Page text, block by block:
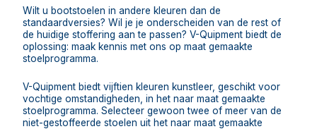
Wilt u bootstoelen in andere kleuren dan de
standaardversies? Wil je je onderscheiden van de rest of
de huidige stoffering aan te passen? V-Quipment biedt de
oplossing: maak kennis met ons op maat gemaakte
stoelprogramma.
V-Quipment biedt vijftien kleuren kunstleer, geschikt voor
vochtige omstandigheden, in het naar maat gemaakte
stoelprogramma. Selecteer gewoon twee of meer van de
niet-gestoffeerde stoelen uit het naar maat gemaakte